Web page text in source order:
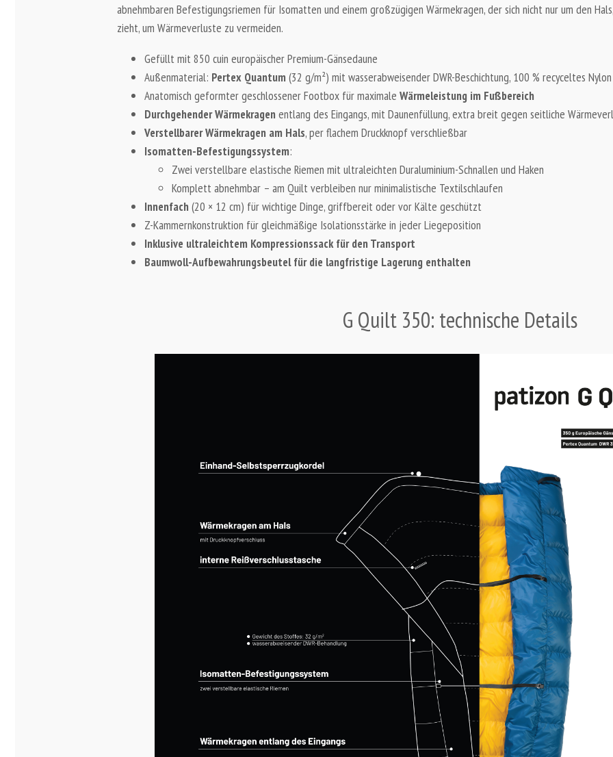
abnehmbaren Befestigungsriemen für Isomatten und einem großzügigen Wärmekragen, der sich nicht nur um den
zieht, um Wärmeverluste zu vermeiden.
Gefüllt mit 850 cuin europäischer Premium-Gänsedaune
Außenmaterial: Pertex Quantum(32 g/m²) mit wasserabweisender DWR-Beschichtung, 100 % recyceltes Nylon
Anatomisch geformter geschlossener Footbox für maximaleWärmeleistung im Fußbereich
Durchgehender Wärmekragen entlang des Eingangs, mit Daunenfüllung, extra breit gegen seitliche
Verstellbarer Wärmekragen am Hals, per flachem Druckknopf verschließbar
Isomatten-Befestigungssystem:
Zwei verstellbare elastische Riemen mit ultraleichten Duraluminium-Schnallen und Haken
Komplett abnehmbar – am Quilt verbleiben nur minimalistische Textilschlaufen
Innenfach (20 × 12 cm) für wichtige Dinge, griffbereit oder vor Kälte geschützt
Z-Kammernkonstruktion für gleichmäßige Isolationsstärke in jeder Liegeposition
Inklusive ultraleichtem Kompressionssack für den Transport
Baumwoll-Aufbewahrungsbeutel für die langfristige Lagerung enthalten
G Quilt 350: technische Details